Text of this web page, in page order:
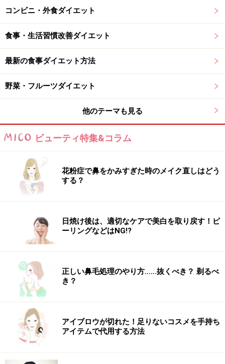
→食事メニューに一品加えることで腹持ちもよくなりま
す。キュウリ、トマト、アボカドを混ぜてつくる納豆サ
・豆腐（16.5g）
→アレンジが豊富なので、肉や魚の代わりにカサ増しと
して使ったり、体を冷やさないように湯豆腐にしたりす
・カッテージチーズ（約12g）
→100g約100kcalとカロリーが低いのも嬉しい点。その
まま食べるのもOKですし、サラダに加えるのもよいでし
ょう。
・ミックビーンズ（約30g）
→サラダ、スクランブルエッグなどに混ぜるのがオスス
メです。
・肉や魚であれば、脂肪分の少ない部位や種類を選びま
しょう（ヒレ、ささみ、ムネ肉、白身魚など）。こうす
ることで脂質の摂取を抑えることができます。
■おやつとして
・豆乳（3.6g）
コンビニ・外食ダイエット
食事・生活習慣改善ダイエット
最新の食事ダイエット方法
野菜・フルーツダイエット
他のテーマも見る
ビューティ特集&コラム
花粉症で鼻をかみすぎた時のメイク直しはどう
する？
日焼け後は、適切なケアで美白を取り戻す！ピ
ーリングなどはNG!?
正しい鼻毛処理のやり方……抜くべき？ 剃るべ
き？
アイブロウが切れた！足りないコスメを手持ち
アイテムで代用する方法